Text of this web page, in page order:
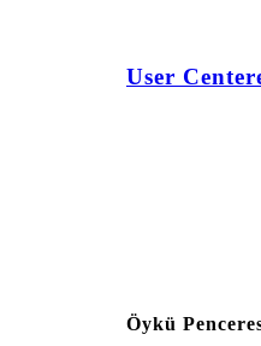
User
Öykü